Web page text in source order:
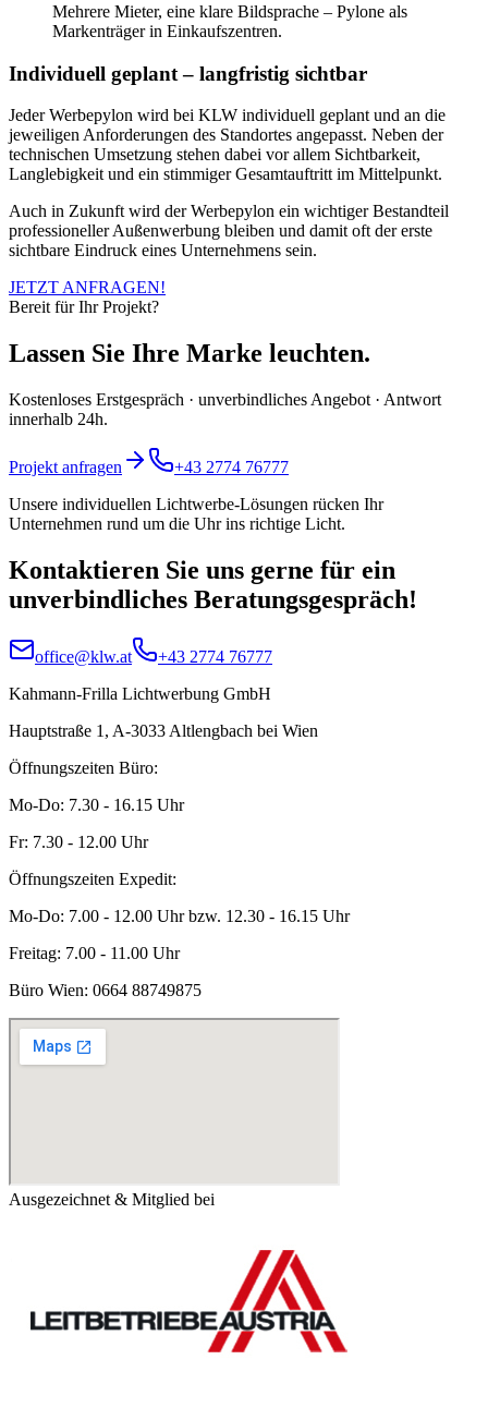
Mehrere Mieter, eine klare Bildsprache – Pylone als
Markenträger in Einkaufszentren.
Individuell geplant – langfristig sichtbar
Jeder Werbepylon wird bei KLW individuell geplant und an die
jeweiligen Anforderungen des Standortes angepasst. Neben der
technischen Umsetzung stehen dabei vor allem Sichtbarkeit,
Langlebigkeit und ein stimmiger Gesamtauftritt im Mittelpunkt.
Auch in Zukunft wird der Werbepylon ein wichtiger Bestandteil
professioneller Außenwerbung bleiben und damit oft der erste
sichtbare Eindruck eines Unternehmens sein.
JETZT ANFRAGEN!
Bereit für Ihr Projekt?
Lassen Sie Ihre Marke leuchten.
Kostenloses Erstgespräch · unverbindliches Angebot · Antwort
innerhalb 24h.
Projekt anfragen
+43 2774 76777
Unsere individuellen Lichtwerbe-Lösungen rücken Ihr
Unternehmen rund um die Uhr ins richtige Licht.
Kontaktieren Sie uns gerne für ein
unverbindliches Beratungsgespräch!
office@klw.at
+43 2774 76777
Kahmann-Frilla Lichtwerbung GmbH
Hauptstraße 1, A-3033 Altlengbach bei Wien
Öffnungszeiten Büro:
Mo-Do: 7.30 - 16.15 Uhr
Fr: 7.30 - 12.00 Uhr
Öffnungszeiten Expedit:
Mo-Do: 7.00 - 12.00 Uhr bzw. 12.30 - 16.15 Uhr
Freitag: 7.00 - 11.00 Uhr
Büro Wien: 0664 88749875
Ausgezeichnet & Mitglied bei